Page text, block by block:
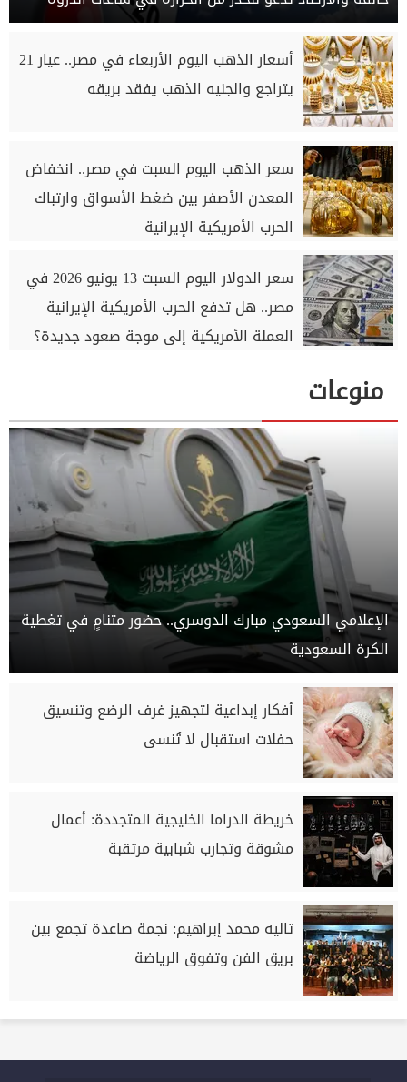
أسعار الذهب اليوم الأربعاء في مصر.. عيار 21
يتراجع والجنيه الذهب يفقد بريقه
سعر الذهب اليوم السبت في مصر.. انخفاض
المعدن الأصفر بين ضغط الأسواق وارتباك
الحرب الأمريكية الإيرانية
سعر الدولار اليوم السبت 13 يونيو 2026 في
مصر.. هل تدفع الحرب الأمريكية الإيرانية
العملة الأمريكية إلى موجة صعود جديدة؟
منوعات
الإعلامي السعودي مبارك الدوسري.. حضور متنامٍ في تغطية
الكرة السعودية
أفكار إبداعية لتجهيز غرف الرضع وتنسيق
حفلات استقبال لا تُنسى
خريطة الدراما الخليجية المتجددة: أعمال
مشوقة وتجارب شبابية مرتقبة
تاليه محمد إبراهيم: نجمة صاعدة تجمع بين
بريق الفن وتفوق الرياضة